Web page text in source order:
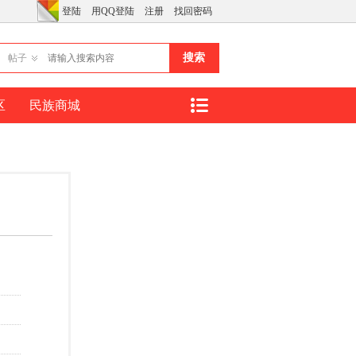
登陆 用QQ登陆 注册 找回密码
帖子 搜索
民族商城